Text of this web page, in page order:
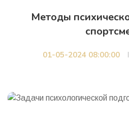
Методы
01-05-2024 08:00:00